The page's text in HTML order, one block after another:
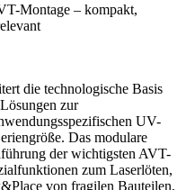
Montage – kompakt,
die technologische Basis
zur
UV-
Das modulare
der wichtigsten AVT-
zum Laserlöten,
von fragilen Bauteilen,